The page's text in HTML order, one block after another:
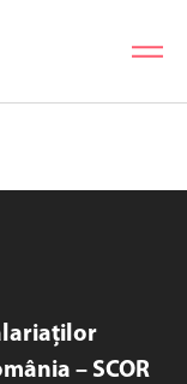
– SCOR